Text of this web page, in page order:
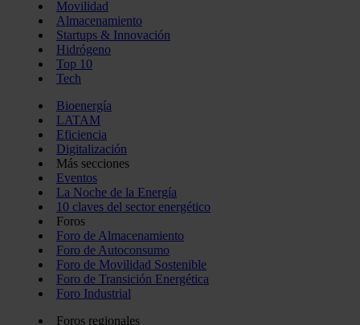
Movilidad
Almacenamiento
Startups & Innovación
Hidrógeno
Top 10
Tech
Bioenergía
LATAM
Eficiencia
Digitalización
Más secciones
Eventos
La Noche de la Energía
10 claves del sector energético
Foros
Foro de Almacenamiento
Foro de Autoconsumo
Foro de Movilidad Sostenible
Foro de Transición Energética
Foro Industrial
Foros regionales